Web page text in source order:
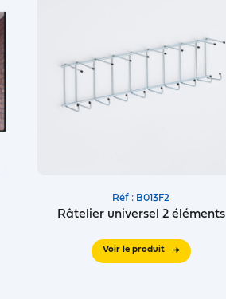
Réf : B013F2
Râtelier universel 2 éléments
Voir le produit